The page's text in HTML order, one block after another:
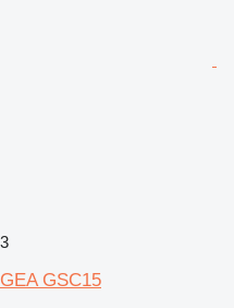
3
GEA GSC15